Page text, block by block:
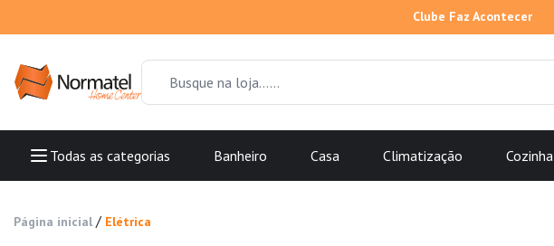
Clube Faz Acontecer
Todas as categorias Banheiro Casa Climatização Cozinha
Página inicial / Elétrica